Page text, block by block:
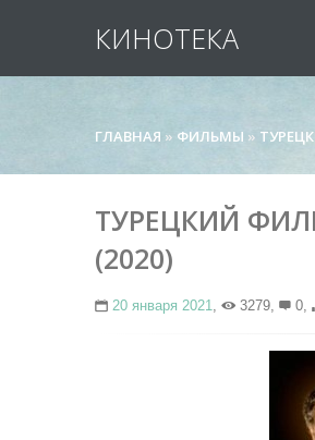
КИНОТЕКА
ГЛАВНАЯ » ФИЛЬМЫ »
ТУРЕЦКИЙ
(2020)
20 января 2021, 3279, 0,